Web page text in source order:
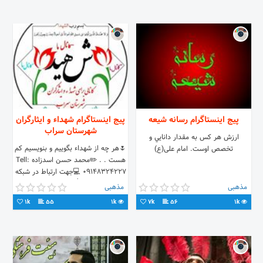
پیج اینستاگرام رسانه شیعه
ارزش هر كس به مقدار دانايي و
تخصص اوست. امام علی(ع)
مذهبی
1k
56
7k
پیج اینستاگرام شهداء و ايثارگران
شهرستان سراب
🌷هر چه از شهداء بگوییم و بنویسیم کم
هست . . ✏️محمد حسن اسدزاده Tell:
09148324227 💻جهت ارتباط در شبکه
های مجازی👆 . . . 🌸 یا فاطمة
الزهراء(س) 🌸
مذهبی
1k
55
1k